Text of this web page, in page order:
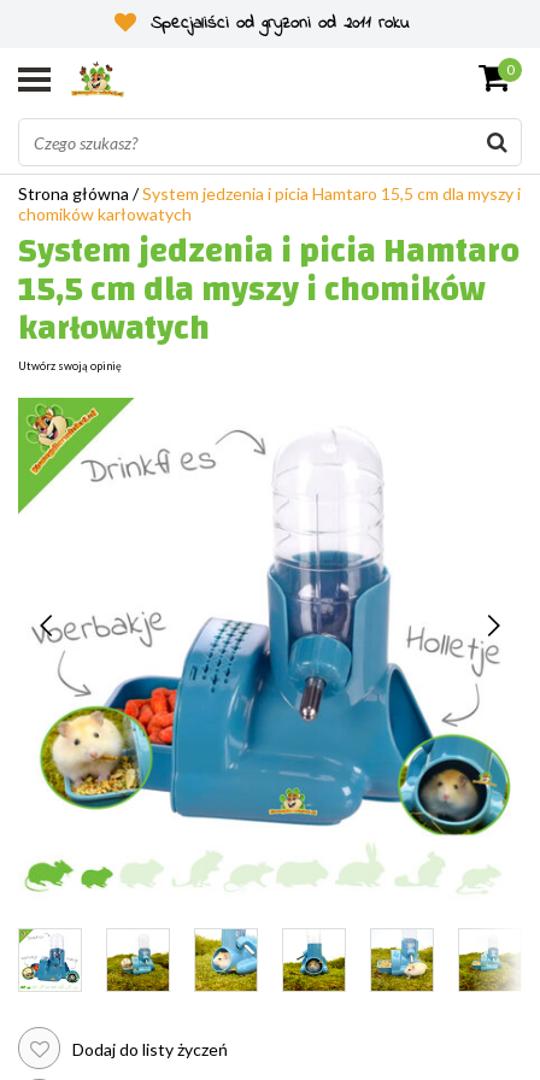
Specjaliści od gryzoni od 2011 roku
0
Strona główna /System jedzenia i picia Hamtaro 15,5 cm dla myszy i
chomików karłowatych
System jedzenia i picia Hamtaro
15,5 cm dla myszy i chomików
karłowatych
Utwórz swoją opinię
Dodaj do listy życzeń